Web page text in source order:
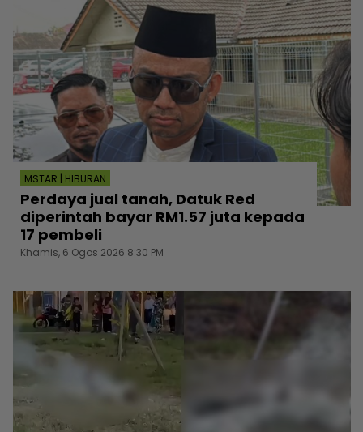
MSTAR | HIBURAN
Perdaya jual tanah, Datuk Red
diperintah bayar RM1.57 juta kepada
17 pembeli
Khamis, 6 Ogos 2026 8:30 PM